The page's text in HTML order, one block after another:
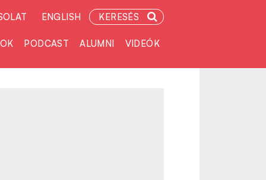
ENGLISH KERESÉS
PODCAST ALUMNI VIDEÓK